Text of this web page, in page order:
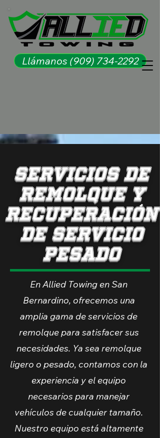
Llámanos (909) 734-2292
Servicios de
remolque y
recuperación
de servicio
pesado
En Allied Towing en San
Bernardino, ofrecemos una
amplia gama de servicios de
remolque para satisfacer sus
necesidades. Ya sea remolque
ligero o pesado, contamos con la
experiencia y el equipo
necesarios para manejar
vehículos de cualquier tamaño.
Nuestro equipo está altamente